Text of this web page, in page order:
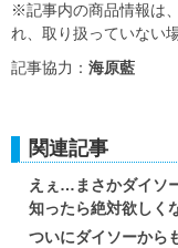
※記事内の商品情報は
れ、取り扱っていない
記事協力： 海原藍
関連記事
えぇ…まさかダイソ
知ったら絶対欲しく
ついにダイソーから